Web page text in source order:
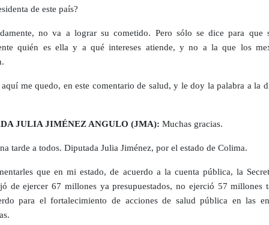
de este país?
no va a lograr su cometido. Pero sólo se dice para que
quién es ella y a qué intereses atiende, y no a la que los
aquí me quedo, en este comentario de salud, y le doy la palabra a la
JULIA JIMÉNEZ ANGULO (JMA): Muchas gracias.
tarde a todos. Diputada Julia Jiménez, por el estado de Colima.
que en mi estado, de acuerdo a la cuenta pública, la
de ejercer 67 millones ya presupuestados, no ejerció 57 millones
para el fortalecimiento de acciones de salud pública en las